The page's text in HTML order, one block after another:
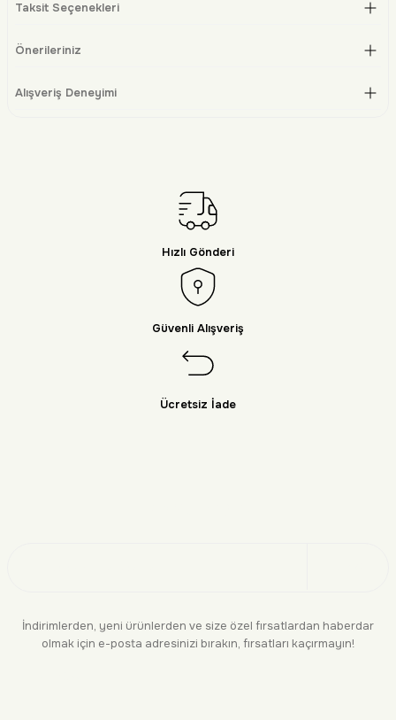
Taksit Seçenekleri
Önerileriniz
Alışveriş Deneyimi
Hızlı Gönderi
Güvenli Alışveriş
Ücretsiz İade
İndirimlerden, yeni ürünlerden ve size özel fırsatlardan haberdar
olmak için e-posta adresinizi bırakın, fırsatları kaçırmayın!